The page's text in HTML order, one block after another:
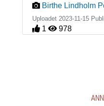
Birthe Lindholm
Uploadet 2023-11-15
1 978